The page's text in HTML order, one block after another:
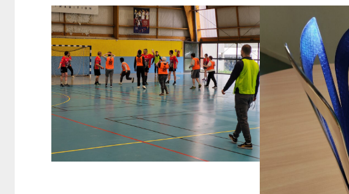
Lire la suite
Lire la suite